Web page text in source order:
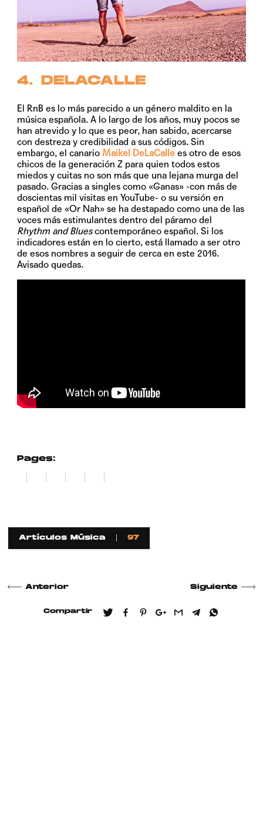
4. DELACALLE
El RnB es lo más parecido a un género maldito en la
música española. A lo largo de los años, muy pocos se
han atrevido y lo que es peor, han sabido, acercarse
con destreza y credibilidad a sus códigos. Sin
embargo, el canarioMaikel DeLaCalle es otro de esos
chicos de la generación Z para quien todos estos
miedos y cuitas no son más que una lejana murga del
pasado. Gracias a singles como «Ganas»-con más de
doscientas mil visitas en YouTube- o su versión en
español de «Or Nah» se ha destapado como una de las
voces más estimulantes dentro del páramo del
Rhythm and Bluescontemporáneo español. Si los
indicadores están en lo cierto, está llamado a ser otro
de esos nombres a seguir de cerca en este 2016.
Avisado quedas.
Pages:
2 3 4 5
Artículos Música 97
Anterior Siguiente
Compartir